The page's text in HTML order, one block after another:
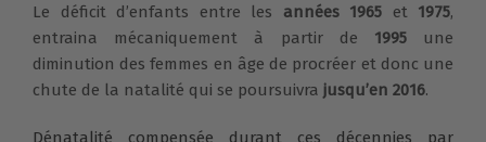
Le déficit d’enfants entre les années 1965 et 1975,
entraina mécaniquement à partir de 1995une
diminution des femmes en âge de procréer et donc une
chute de la natalité qui se poursuivra jusqu’en 2016.
Dénatalité compensée durant ces décennies par